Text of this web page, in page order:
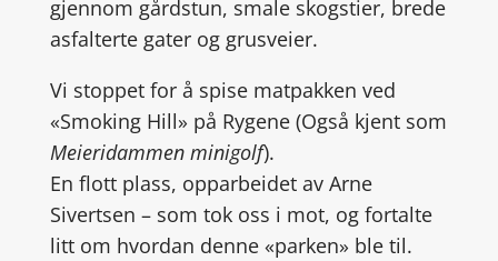
gjennom gårdstun, smale skogstier, brede
asfalterte gater og grusveier.
Vi stoppet for å spise matpakken ved
«Smoking Hill» på Rygene (Også kjent som
Meieridammen minigolf).
En flott plass, opparbeidet av Arne
Sivertsen – som tok oss i mot, og fortalte
litt om hvordan denne «parken» ble til.